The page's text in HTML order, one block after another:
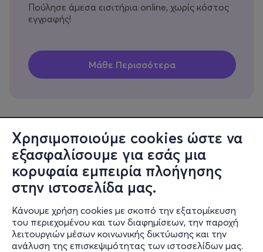
Χρησιμοποιούμε cookies ώστε να
εξασφαλίσουμε για εσάς μια
κορυφαία εμπειρία πλοήγησης
στην ιστοσελίδα μας.
Κάνουμε χρήση cookies με σκοπό την εξατομίκευση
του περιεχομένου και των διαφημίσεων, την παροχή
λειτουργιών μέσων κοινωνικής δικτύωσης και την
ανάλυση της επισκεψιμότητας των ιστοσελίδων μας.
Πούλησε άμεσα εισιτήρια online, χωρίς κόστος
εγγραφής!
Πληροφορίες
Υποστήριξη
Stay Connected